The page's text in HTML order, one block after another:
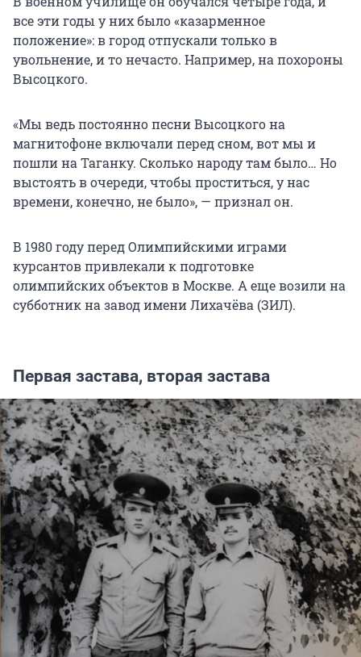
все эти годы у них было «казарменное
положение»: в город отпускали только в
увольнение, и то нечасто. Например, на похороны
Высоцкого.
«Мы ведь постоянно песни Высоцкого на
магнитофоне включали перед сном, вот мы и
пошли на Таганку. Сколько народу там было… Но
выстоять в очереди, чтобы проститься, у нас
времени, конечно, не было», — признал он.
В 1980 году перед Олимпийскими играми
курсантов привлекали к подготовке
олимпийских объектов в Москве. А еще возили на
субботник на завод имени Лихачёва (ЗИЛ).
Первая застава, вторая застава